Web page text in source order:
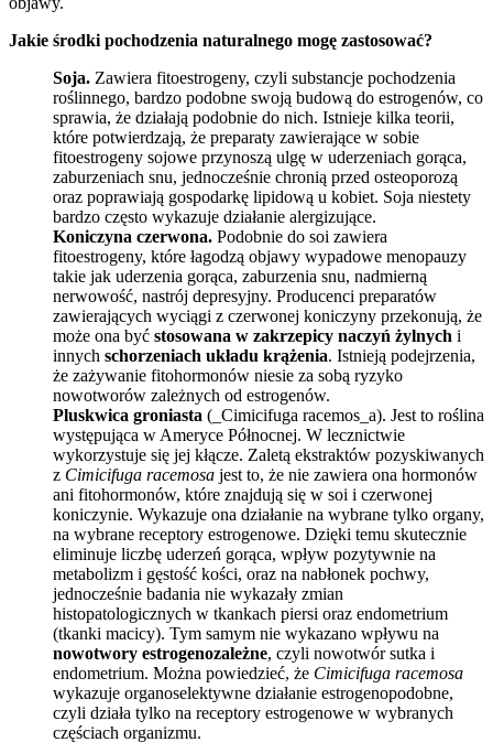
Jakie środki pochodzenia naturalnego mogę zastosować?
Soja. Zawiera fitoestrogeny, czyli substancje pochodzenia
roślinnego, bardzo podobne swoją budową do estrogenów, co
sprawia, że działają podobnie do nich. Istnieje kilka teorii,
które potwierdzają, że preparaty zawierające w sobie
fitoestrogeny sojowe przynoszą ulgę w uderzeniach gorąca,
zaburzeniach snu, jednocześnie chronią przed osteoporozą
oraz poprawiają gospodarkę lipidową u kobiet. Soja niestety
bardzo często wykazuje działanie alergizujące.
Koniczyna czerwona. Podobnie do soi zawiera
fitoestrogeny, które łagodzą objawy wypadowe menopauzy
takie jak uderzenia gorąca, zaburzenia snu, nadmierną
nerwowość, nastrój depresyjny. Producenci preparatów
zawierających wyciągi z czerwonej koniczyny przekonują, że
może ona być stosowana w zakrzepicy naczyń żylnych i
innych schorzeniach układu krążenia. Istnieją podejrzenia,
że zażywanie fitohormonów niesie za sobą ryzyko
nowotworów zależnych od estrogenów.
Pluskwica groniasta (_Cimicifuga racemos_a). Jest to roślina
występująca w Ameryce Północnej. W lecznictwie
wykorzystuje się jej kłącze. Zaletą ekstraktów pozyskiwanych
z Cimicifuga racemosa jest to, że nie zawiera ona hormonów
ani fitohormonów, które znajdują się w soi i czerwonej
koniczynie. Wykazuje ona działanie na wybrane tylko organy,
na wybrane receptory estrogenowe. Dzięki temu skutecznie
eliminuje liczbę uderzeń gorąca, wpływ pozytywnie na
metabolizm i gęstość kości, oraz na nabłonek pochwy,
jednocześnie badania nie wykazały zmian
histopatologicznych w tkankach piersi oraz endometrium
(tkanki macicy). Tym samym nie wykazano wpływu na
nowotwory estrogenozależne, czyli nowotwór sutka i
endometrium. Można powiedzieć, że Cimicifuga racemosa
wykazuje organoselektywne działanie estrogenopodobne,
czyli działa tylko na receptory estrogenowe w wybranych
częściach organizmu.